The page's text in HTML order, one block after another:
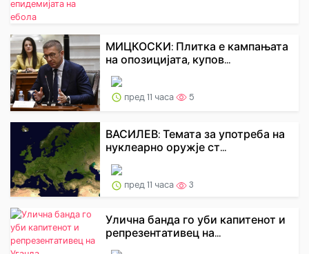
МИЦКОСКИ: Плитка е кампањата
на опозицијата, купов...
пред 11 часа 5
ВАСИЛЕВ: Темата за употреба на
нуклеарно оружје ст...
пред 11 часа 3
Улична банда го уби капитенот и
репрезентативец на...